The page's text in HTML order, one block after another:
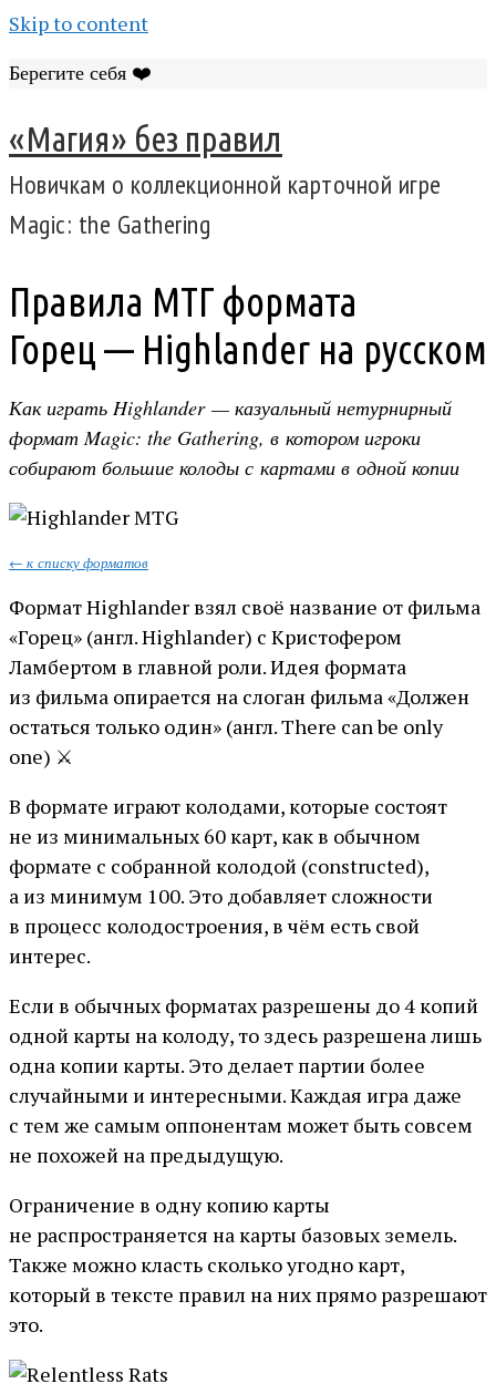
Skip to content
Берегите себя ❤️
«Магия» без правил
Новичкам о коллекционной карточной игре
Magic: the Gathering
Правила МТГ формата
Горец — Highlander на русском
Как играть Highlander — казуальный нетурнирный
формат Magic: the Gathering, в котором игроки
собирают большие колоды с картами в одной копии
← к списку форматов
Формат Highlander взял своё название от фильма
«Горец» (англ. Highlander) с Кристофером
Ламбертом в главной роли. Идея формата
из фильма опирается на слоган фильма «Должен
остаться только один» (англ. There can be only
one) ⚔️
В формате играют колодами, которые состоят
не из минимальных 60 карт, как в обычном
формате с собранной колодой (constructed),
а из минимум 100. Это добавляет сложности
в процесс колодостроения, в чём есть свой
интерес.
Если в обычных форматах разрешены до 4 копий
одной карты на колоду, то здесь разрешена лишь
одна копии карты. Это делает партии более
случайными и интересными. Каждая игра даже
с тем же самым оппонентам может быть совсем
не похожей на предыдущую.
Ограничение в одну копию карты
не распространяется на карты базовых земель.
Также можно класть сколько угодно карт,
который в тексте правил на них прямо разрешают
это.